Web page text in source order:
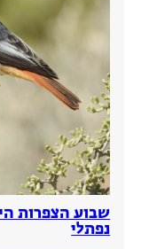
שבוע הצפרות
נפתלי